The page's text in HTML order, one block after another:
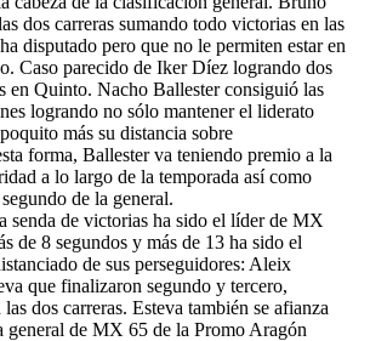
dos carreras sumando todo victorias en las
disputado pero que no le permiten estar en
Caso parecido de Iker Díez logrando dos
en Quinto. Nacho Ballester consiguió las
logrando no sólo mantener el liderato
más su distancia sobre
forma, Ballester va teniendo premio a la
a lo largo de la temporada así como
de la general.
senda de victorias ha sido el líder de MX
de 8 segundos y más de 13 ha sido el
de sus perseguidores: Aleix
que finalizaron segundo y tercero,
dos carreras. Esteva también se afianza
general de MX 65 de la Promo Aragón